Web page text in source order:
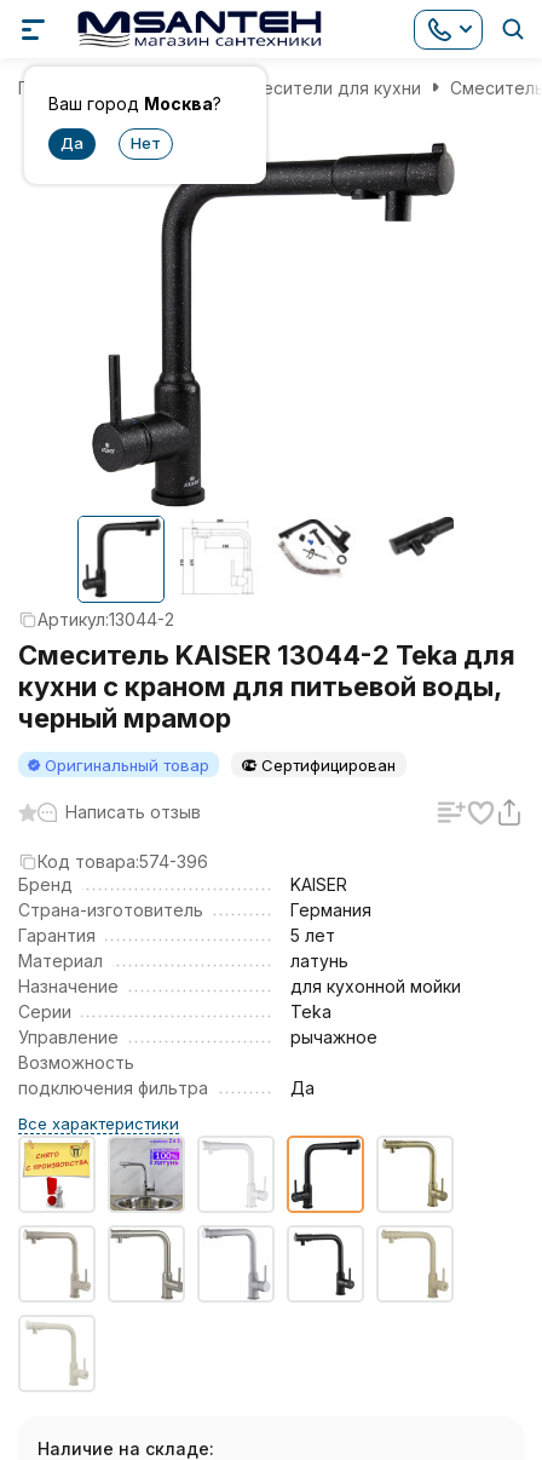
Ваш город Москва?
Главная Смесители для кухни
Артикул:13044-2
Смеситель KAISER 13044-2 Teka для
кухни с краном для питьевой воды,
черный мрамор
Оригинальный товар Сертифицирован
Написать отзыв
Код товара:574-396
Бренд
KAISER
Страна-изготовитель
Германия
Гарантия
5 лет
Материал
латунь
Назначение
для кухонной мойки
Серии
Teka
Управление
рычажное
Возможность
подключения фильтра
Да
Все характеристики
Наличие на складе: